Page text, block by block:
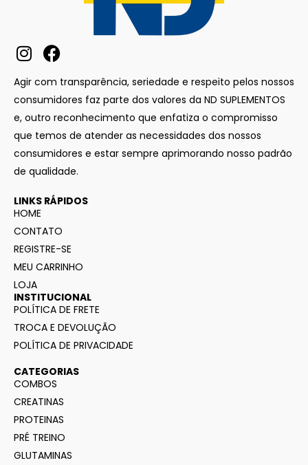
Agir com transparência, seriedade e respeito pelos nossos
consumidores faz parte dos valores da ND SUPLEMENTOS
e, outro reconhecimento que enfatiza o compromisso
que temos de atender as necessidades dos nossos
consumidores e estar sempre aprimorando nosso padrão
de qualidade.
LINKS RÁPIDOS
HOME
CONTATO
REGISTRE-SE
MEU CARRINHO
LOJA
INSTITUCIONAL
POLÍTICA DE FRETE
TROCA E DEVOLUÇÃO
POLÍTICA DE PRIVACIDADE
CATEGORIAS
COMBOS
CREATINAS
PROTEINAS
PRÉ TREINO
GLUTAMINAS